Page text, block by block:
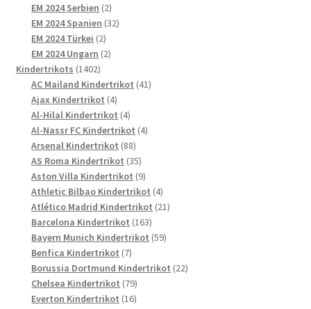
EM 2024 Serbien 22
Produkte
EM 2024 Spanien 3232
EM 2024 Türkei 22
Produkte
EM 2024 Ungarn 22
Kindertrikots 14021402
Produkte
AC Mailand Kindertrikot 4141
Ajax Kindertrikot 44
Produkte
Al-Hilal Kindertrikot 44
Produkte
Al-Nassr FC Kindertrikot 44
Arsenal Kindertrikot 8888
Produkte
AS Roma Kindertrikot 3535
Produkte
Aston Villa Kindertrikot 99
Produkte
Athletic Bilbao Kindertrikot 44
Produkte
Atlético Madrid Kindertrikot 2121
Barcelona Kindertrikot 163163
Produkte
Bayern Munich Kindertrikot 5959
Benfica Kindertrikot 77
Produkte
Borussia Dortmund Kindertrikot 2222
Chelsea Kindertrikot 7979
Produkte
Everton Kindertrikot 1616